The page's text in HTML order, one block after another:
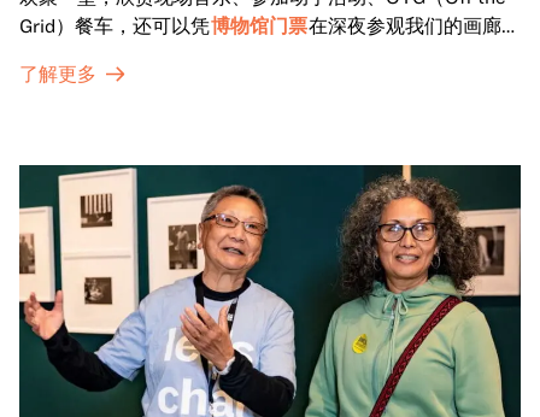
Grid）餐车，还可以凭博物馆门票在深夜参观我们的画廊和
了解更多